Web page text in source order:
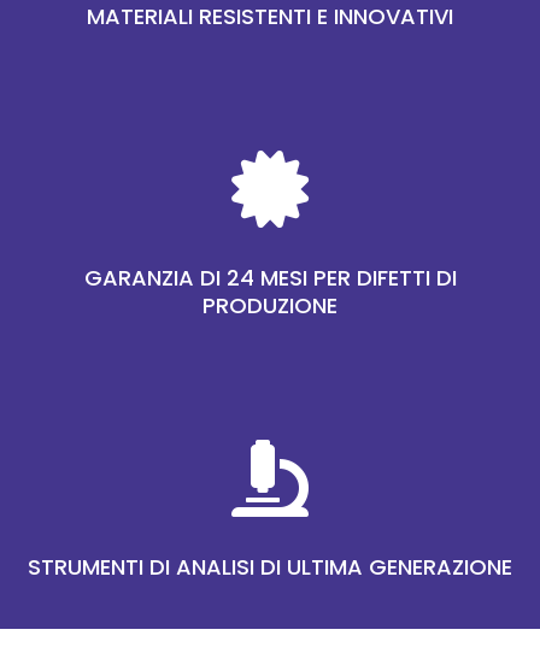
MATERIALI RESISTENTI E INNOVATIVI

GARANZIA DI 24 MESI PER DIFETTI DI
PRODUZIONE

STRUMENTI DI ANALISI DI ULTIMA GENERAZIONE